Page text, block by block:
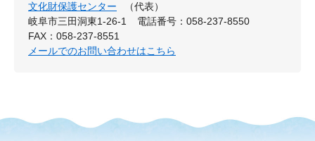
文化財保護センター
（代表）
岐阜市三田洞東1-26-1
電話番号：058-237-8550
FAX：058-237-8551
メールでのお問い合わせはこちら